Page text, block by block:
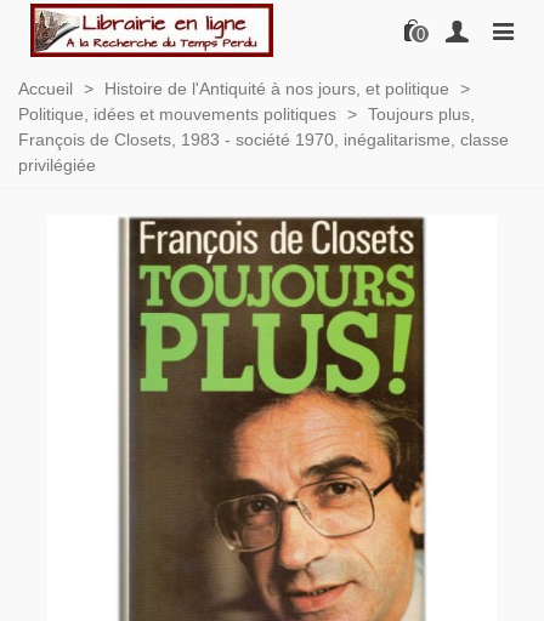
0
Accueil > Histoire de l'Antiquité à nos jours, et politique
>
Politique, idées et mouvements politiques > Toujours plus,
François de Closets, 1983 - société 1970, inégalitarisme, classe
privilégiée